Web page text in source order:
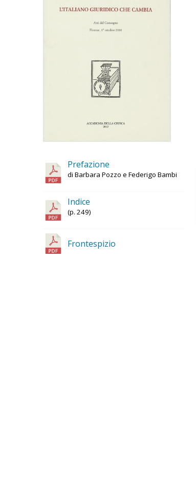
Prefazione
di Barbara Pozzo e Federigo Bambi
Indice
(p. 249)
Frontespizio